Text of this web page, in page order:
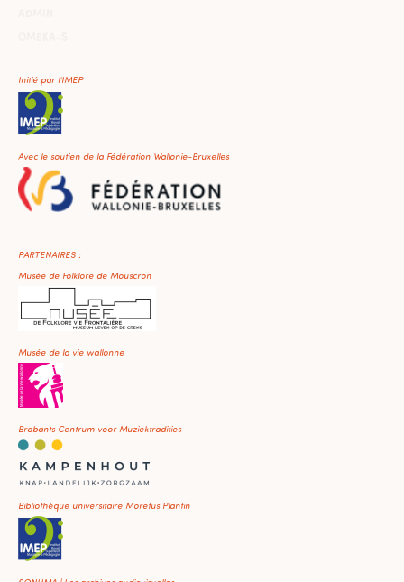
Initié par l'IMEP
Avec le soutien de la Fédération Wallonie-Bruxelles
PARTENAIRES :
Musée de Folklore de Mouscron
Musée de la vie wallonne
Brabants Centrum voor Muziektradities
Bibliothèque universitaire Moretus Plantin